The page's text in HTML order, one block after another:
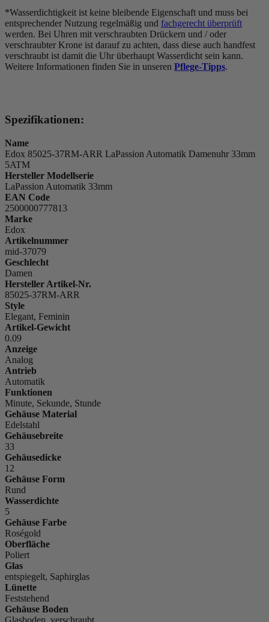
*Wasserdichtigkeit ist keine bleibende Eigenschaft und muss bei
entsprechender Nutzung regelmäßig und fachgerecht überprüft
werden. Bei Uhren mit verschraubten Drückern und / oder
verschraubter Krone ist darauf zu achten, dass diese auch handfest
verschraubt ist damit die Uhr überhaupt Wasserdicht sein kann.
Weitere Informationen finden Sie in unseren Pflege-Tipps.
Spezifikationen:
Name
Edox 85025-37RM-ARR LaPassion Automatik Damenuhr 33mm
5ATM
Hersteller Modellserie
LaPassion Automatik 33mm
EAN Code
2500000777813
Marke
Edox
Artikelnummer
mid-37079
Geschlecht
Damen
Hersteller Artikel-Nr.
85025-37RM-ARR
Style
Elegant, Feminin
Artikel-Gewicht
0.09
Anzeige
Analog
Antrieb
Automatik
Funktionen
Minute, Sekunde, Stunde
Gehäuse Material
Edelstahl
Gehäusebreite
33
Gehäusedicke
12
Gehäuse Form
Rund
Wasserdichte
5
Gehäuse Farbe
Roségold
Oberfläche
Poliert
Glas
entspiegelt, Saphirglas
Lünette
Feststehend
Gehäuse Boden